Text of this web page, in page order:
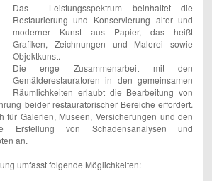
Das Leistungsspektrum beinhaltet die
Restaurierung und Konservierung alter und
moderner Kunst aus Papier, das heißt
Grafiken, Zeichnungen und Malerei sowie
Objektkunst.
Die enge Zusammenarbeit mit den
Gemälderestauratoren in den gemeinsamen
Räumlichkeiten erlaubt die Bearbeitung von
beider restauratorischer Bereiche erfordert.
für Galerien, Museen, Versicherungen und den
Erstellung von Schadensanalysen und
an.
umfasst folgende Möglichkeiten: